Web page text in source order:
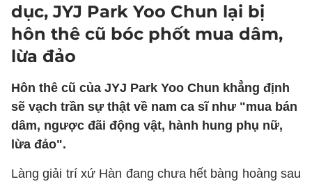
dục, JYJ Park Yoo Chun lại bị
hôn thê cũ bóc phốt mua dâm,
lừa đảo
Hôn thê cũ của JYJ Park Yoo Chun khẳng định
sẽ vạch trần sự thật về nam ca sĩ như "mua bán
dâm, ngược đãi động vật, hành hung phụ nữ,
lừa đảo".
Làng giải trí xứ Hàn đang chưa hết bàng hoàng sau